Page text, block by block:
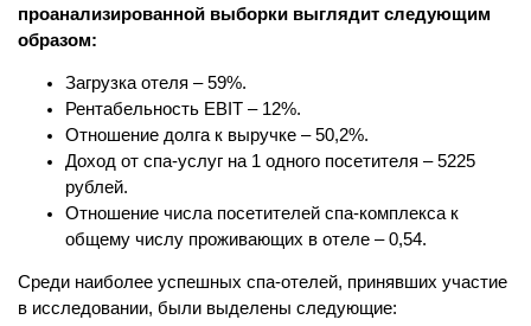
проанализированной выборки выглядит следующим
образом:
Загрузка отеля – 59%.
Рентабельность EBIT – 12%.
Отношение долга к выручке – 50,2%.
Доход от спа-услуг на 1 одного посетителя – 5225
рублей.
Отношение числа посетителей спа-комплекса к
общему числу проживающих в отеле – 0,54.
Среди наиболее успешных спа-отелей, принявших участие
в исследовании, были выделены следующие: